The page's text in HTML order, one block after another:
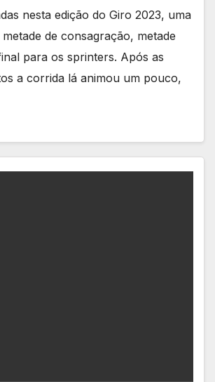
nesta edição do Giro 2023, uma
de consagração, metade
para os sprinters. Após as
a corrida lá animou um pouco,